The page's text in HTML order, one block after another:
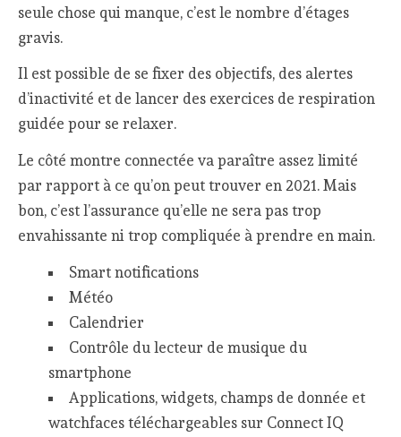
seule chose qui manque, c’est le nombre d’étages
gravis.
Il est possible de se fixer des objectifs, des alertes
d’inactivité et de lancer des exercices de respiration
guidée pour se relaxer.
Le côté montre connectée va paraître assez limité
par rapport à ce qu’on peut trouver en 2021. Mais
bon, c’est l’assurance qu’elle ne sera pas trop
envahissante ni trop compliquée à prendre en main.
Smart notifications
Météo
Calendrier
Contrôle du lecteur de musique du
smartphone
Applications, widgets, champs de donnée et
watchfaces téléchargeables sur Connect IQ